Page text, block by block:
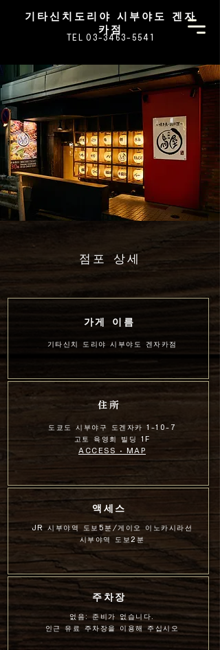
기타신치도리야 시부야도 겐자
카점
TEL 03-3463-5541
점포 상세
가게 이름
기타신치 도리야 시부야도 겐자카점
住所
도쿄도 시부야구 도겐자카 1-10-7
고토 육영회 빌딩 1F
ACCESS · MAP
액세스
JR 시부야역 도보5분/게이오 이노카시라선
시부야역 도보2분
주차장
없음: 준비가 없습니다.
인근 유료 주차장을 이용해 주십시오